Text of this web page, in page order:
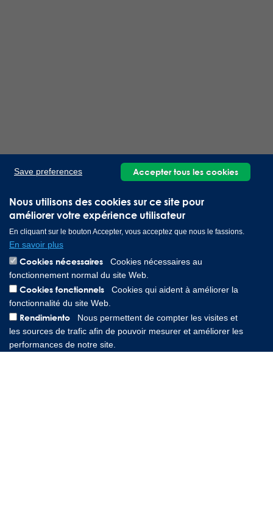
Nous utilisons des cookies sur ce site pour
améliorer votre expérience utilisateur
En cliquant sur le bouton Accepter, vous acceptez que nous le fassions.
En savoir plus
Cookies nécessaires
Cookies nécessaires au
fonctionnement normal du site Web.
Cookies fonctionnels
Cookies qui aident à améliorer la
fonctionnalité du site Web.
Rendimiento
Nous permettent de compter les visites et
les sources de trafic afin de pouvoir mesurer et améliorer les
performances de notre site.
Save preferences Accepter tous les cookies